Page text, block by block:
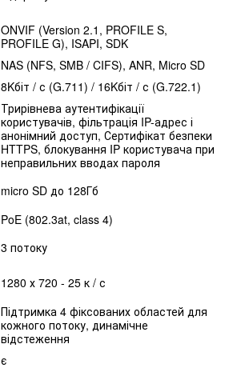
ONVIF (Version 2.1, PROFILE S,
PROFILE G), ISAPI, SDK
NAS (NFS, SMB / CIFS), ANR, Micro SD
8Kбіт / с (G.711) / 16Kбіт / с (G.722.1)
Трирівнева аутентифікації
користувачів, фільтрація IP-адрес і
анонімний доступ, Сертифікат безпеки
HTTPS, блокування IP користувача при
неправильних вводах пароля
micro SD до 128Гб
PoE (802.3at, class 4)
3 потоку
1280 х 720 - 25 к / с
Підтримка 4 фіксованих областей для
кожного потоку, динамічне
відстеження
є